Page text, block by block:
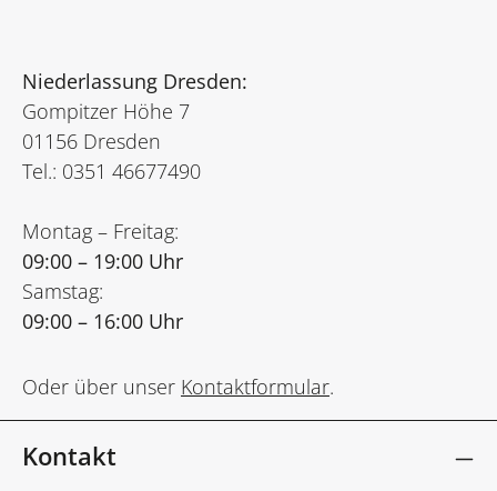
Niederlassung Dresden:
Gompitzer Höhe 7
01156 Dresden
Tel.: 0351 46677490
Montag – Freitag:
09:00 – 19:00 Uhr
Samstag:
09:00 – 16:00 Uhr
Oder über unser Kontaktformular.
Kontakt